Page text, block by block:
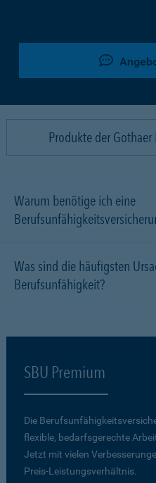
Produkte der Gothaer
Warum benötige ich eine
Was sind die häufigsten
Berufsunfähigkeit?
SBU Premium
Die
flexible, bedarfsgerechte
Jetzt mit vielen
Preis-Leistungsverhältnis.